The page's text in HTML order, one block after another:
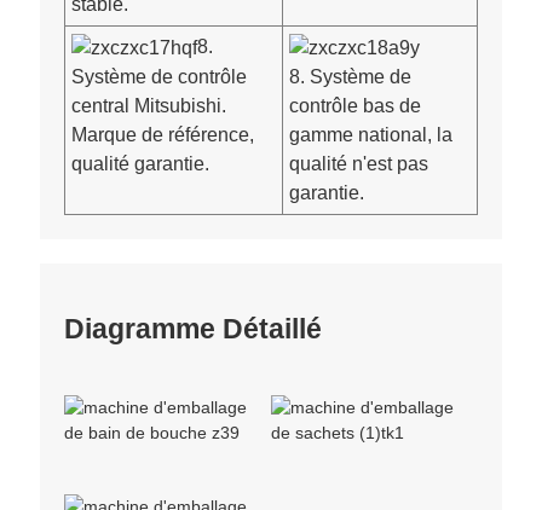
8.
Système de contrôle
central Mitsubishi.
Marque de référence,
qualité garantie.
8. Système de
contrôle bas de
gamme national, la
qualité n'est pas
garantie.
Diagramme Détaillé